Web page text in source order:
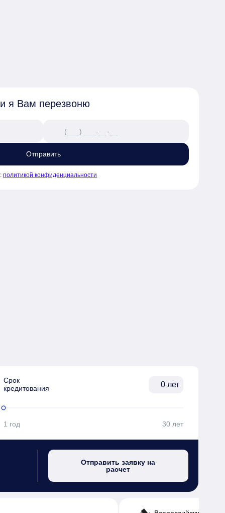
гостей с детской зоной
с высоким показателем
я Вам перезвоню
Отправить
политикой конфиденциальности
Срок
кредитования
лет
1 год 30 лет
Отправить заявку на
расчет